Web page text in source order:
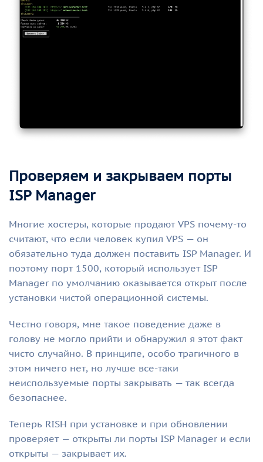
Проверяем и закрываем порты
ISP Manager
Многие хостеры, которые продают VPS почему-то
считают, что если человек купил VPS — он
обязательно туда должен поставить ISP Manager. И
поэтому порт 1500, который использует ISP
Manager по умолчанию оказывается открыт после
установки чистой операционной системы.
Честно говоря, мне такое поведение даже в
голову не могло прийти и обнаружил я этот факт
чисто случайно. В принципе, особо трагичного в
этом ничего нет, но лучше все-таки
неиспользуемые порты закрывать — так всегда
безопаснее.
Теперь RISH при установке и при обновлении
проверяет — открыты ли порты ISP Manager и если
открыты — закрывает их.